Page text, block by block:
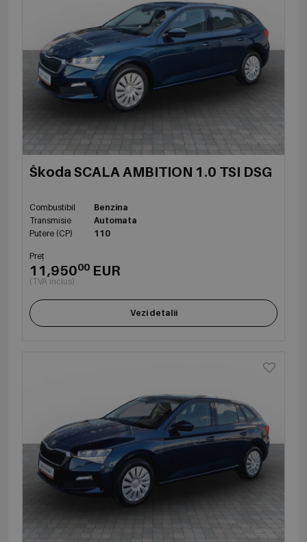
Škoda SCALA AMBITION 1.0 TSI DSG
Combustibil
Benzina
Transmisie
Automata
Putere (CP)
110
Preț
11,95000 EUR
(TVA inclus)
Vezi detalii